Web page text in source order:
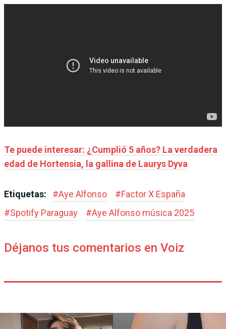
Te puede interesar: ¿Cumplió 5 años? La verdadera
edad de Hortensia, la gallina de Laurys Dyva
Etiquetas: #Aye Alfonso #Factor X España
#Spotify Paraguay #Aye Alfonso música 2025
Déjanos tus comentarios en Voiz